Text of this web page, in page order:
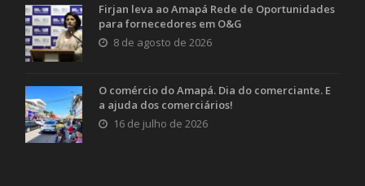
Firjan leva ao Amapá Rede de Oportunidades
para fornecedores em O&G
8 de agosto de 2026
O comércio do Amapá. Dia do comerciante. E
a ajuda dos comerciários!
16 de julho de 2026